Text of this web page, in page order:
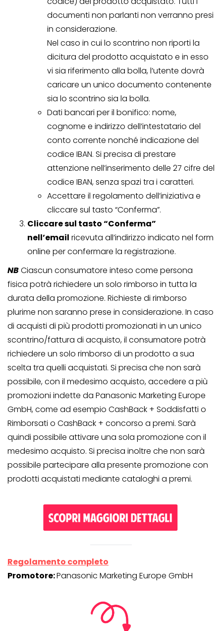
documenti non parlanti non verranno presi
in considerazione.
Nel caso in cui lo scontrino non riporti la
dicitura del prodotto acquistato e in esso
vi sia riferimento alla bolla, l’utente dovrà
caricare un unico documento contenente
sia lo scontrino sia la bolla.
Dati bancari per il bonifico: nome,
cognome e indirizzo dell’intestatario del
conto corrente nonché indicazione del
codice IBAN. Si precisa di prestare
attenzione nell’inserimento delle 27 cifre del
codice IBAN, senza spazi tra i caratteri.
Accettare il regolamento dell’iniziativa e
cliccare sul tasto “Conferma”.
Cliccare sul tasto “Conferma”
nell’email ricevuta all’indirizzo indicato nel form
online per confermare la registrazione.
NBCiascun consumatore inteso come persona
fisica potrà richiedere un solo rimborso in tutta la
durata della promozione. Richieste di rimborso
plurime non saranno prese in considerazione. In caso
di acquisti di più prodotti promozionati in un unico
scontrino/fattura di acquisto, il consumatore potrà
richiedere un solo rimborso di un prodotto a sua
scelta tra quelli acquistati. Si precisa che non sarà
possibile, con il medesimo acquisto, accedere a più
promozioni indette da Panasonic Marketing Europe
GmbH, come ad esempio CashBack + Soddisfatti o
Rimborsati o CashBack + concorso a premi. Sarà
quindi possibile attivare una sola promozione con il
medesimo acquisto. Si precisa inoltre che non sarà
possibile partecipare alla presente promozione con
prodotti acquistati mediante cataloghi a premi.
Regolamento completo
Promotore:Panasonic Marketing Europe GmbH